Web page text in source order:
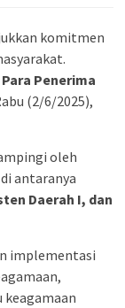
komitmen
Penerima
(2/6/2025),
oleh
antaranya
Daerah I, dan
implementasi
keagamaan